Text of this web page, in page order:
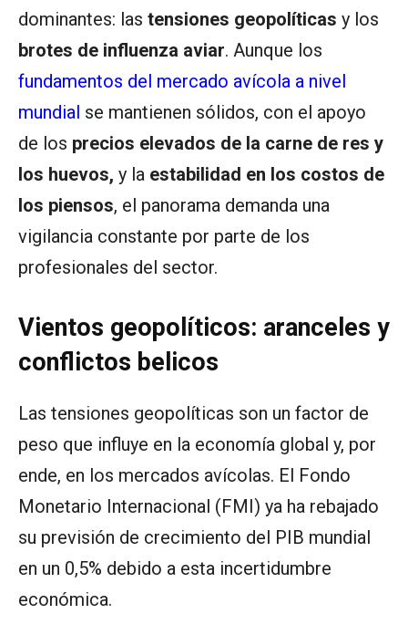
dominantes: las tensiones geopolíticas y los
brotes de influenza aviar. Aunque los
fundamentos del mercado avícola a nivel
mundial se mantienen sólidos, con el apoyo
de los precios elevados de la carne de res y
los huevos, y la estabilidad en los costos de
los piensos, el panorama demanda una
vigilancia constante por parte de los
profesionales del sector.
Vientos geopolíticos: aranceles y
conflictos belicos
Las tensiones geopolíticas son un factor de
peso que influye en la economía global y, por
ende, en los mercados avícolas. El Fondo
Monetario Internacional (FMI) ya ha rebajado
su previsión de crecimiento del PIB mundial
en un 0,5% debido a esta incertidumbre
económica.